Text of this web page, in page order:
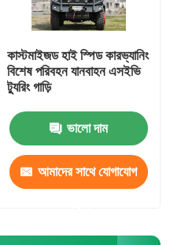
কাস্টমাইজড হাই স্পিড কারভ্যানিং
বিশেষ পরিবহন যানবাহন এসইভি
ট্যুরিং গাড়ি
ভালো দাম
আমাদের সাথে যোগাযোগ